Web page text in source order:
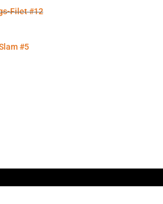
Filet #12
#5